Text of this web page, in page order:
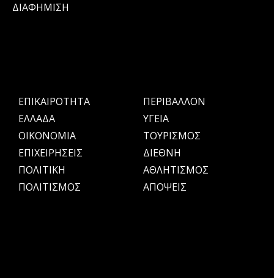
ΔΙΑΦΗΜΙΣΗ
ΕΠΙΚΑΙΡΟΤΗΤΑ
ΕΛΛΑΔΑ
OIKONOMIA
ΕΠΙΧΕΙΡΗΣΕΙΣ
ΠΟΛΙΤΙΚΗ
ΠΟΛΙΤΙΣΜΟΣ
ΠΕΡΙΒΑΛΛΟΝ
ΥΓΕΙΑ
ΤΟΥΡΙΣΜΟΣ
ΔΙΕΘΝΗ
ΑΘΛΗΤΙΣΜΟΣ
ΑΠΟΨΕΙΣ